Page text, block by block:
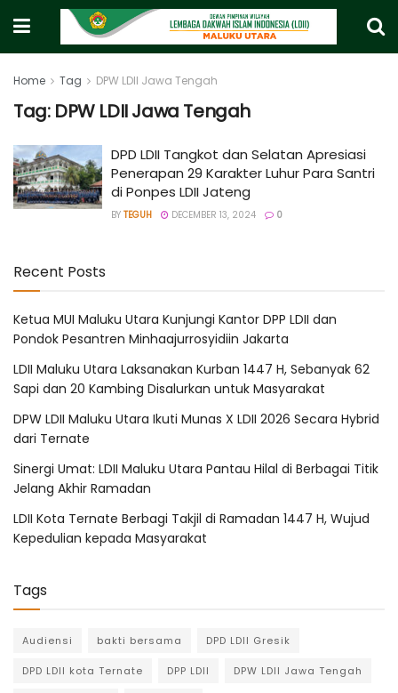
Home Tag DPW LDII Jawa Tengah
Tag: DPW LDII Jawa Tengah
DPD LDII Tangkot dan Selatan Apresiasi
Penerapan 29 Karakter Luhur Para Santri
di Ponpes LDII Jateng
BY TEGUH DECEMBER 13, 2024 0
Recent Posts
Ketua MUI Maluku Utara Kunjungi Kantor DPP LDII dan
Pondok Pesantren Minhaajurrosyidiin Jakarta
LDII Maluku Utara Laksanakan Kurban 1447 H, Sebanyak 62
Sapi dan 20 Kambing Disalurkan untuk Masyarakat
DPW LDII Maluku Utara Ikuti Munas X LDII 2026 Secara Hybrid
dari Ternate
Sinergi Umat: LDII Maluku Utara Pantau Hilal di Berbagai Titik
Jelang Akhir Ramadan
LDII Kota Ternate Berbagi Takjil di Ramadan 1447 H, Wujud
Kepedulian kepada Masyarakat
Tags
Audiensi bakti bersama DPD LDII Gresik
DPD LDII kota Ternate DPP LDII DPW LDII Jawa Tengah